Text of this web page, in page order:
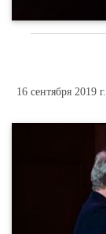
16 сентября 2019 г.